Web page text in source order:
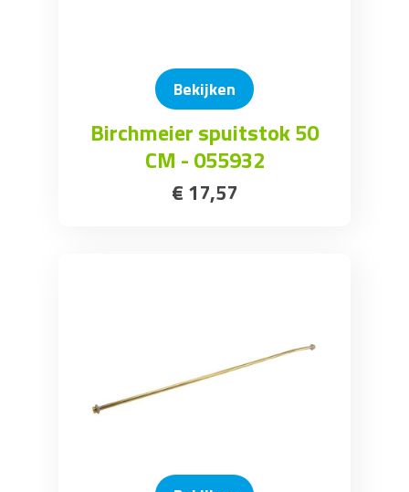
Bekijken
Birchmeier spuitstok 50
CM - 055932
€ 17,57